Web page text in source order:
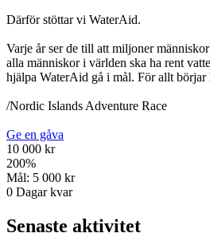
Därför stöttar vi WaterAid.
Varje år ser de till att miljoner
alla människor i världen ska ha rent
hjälpa WaterAid gå i mål. För allt börjar
/Nordic Islands Adventure Race
Ge en gåva
10 000 kr
200%
Mål: 5 000 kr
0 Dagar kvar
Senaste aktivitet